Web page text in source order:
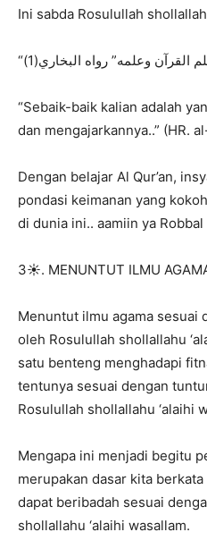
Ini sabda Rosulullah
“Sebaik-baik kalian adalah
dan mengajarkannya..” (HR.
Dengan belajar Al Qur’an,
pondasi keimanan yang
di dunia ini.. aamiin ya Robbal
3☀️. MENUNTUT ILMU
Menuntut ilmu agama sesuai
oleh Rosulullah shollallahu
satu benteng menghadapi
tentunya sesuai dengan
Rosulullah shollallahu ‘alaihi
Mengapa ini menjadi begitu
merupakan dasar kita
dapat beribadah sesuai
shollallahu ‘alaihi wasallam.